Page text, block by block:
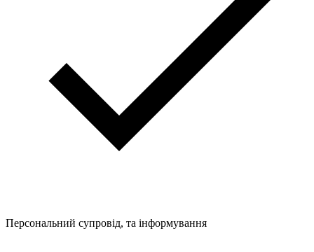
Персональний супровід, та інформування